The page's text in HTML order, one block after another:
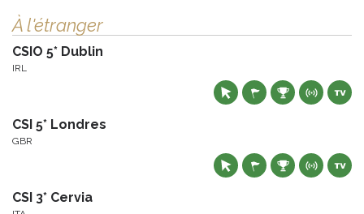
À l'étranger
CSIO 5* Dublin
IRL
CSI 5* Londres
GBR
CSI 3* Cervia